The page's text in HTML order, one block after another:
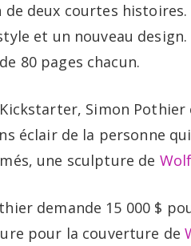
de deux courtes
et un nouveau
80 pages chacun.
Simon
éclair de la personne
une sculpture de
demande 15 000 $
pour la couverture de